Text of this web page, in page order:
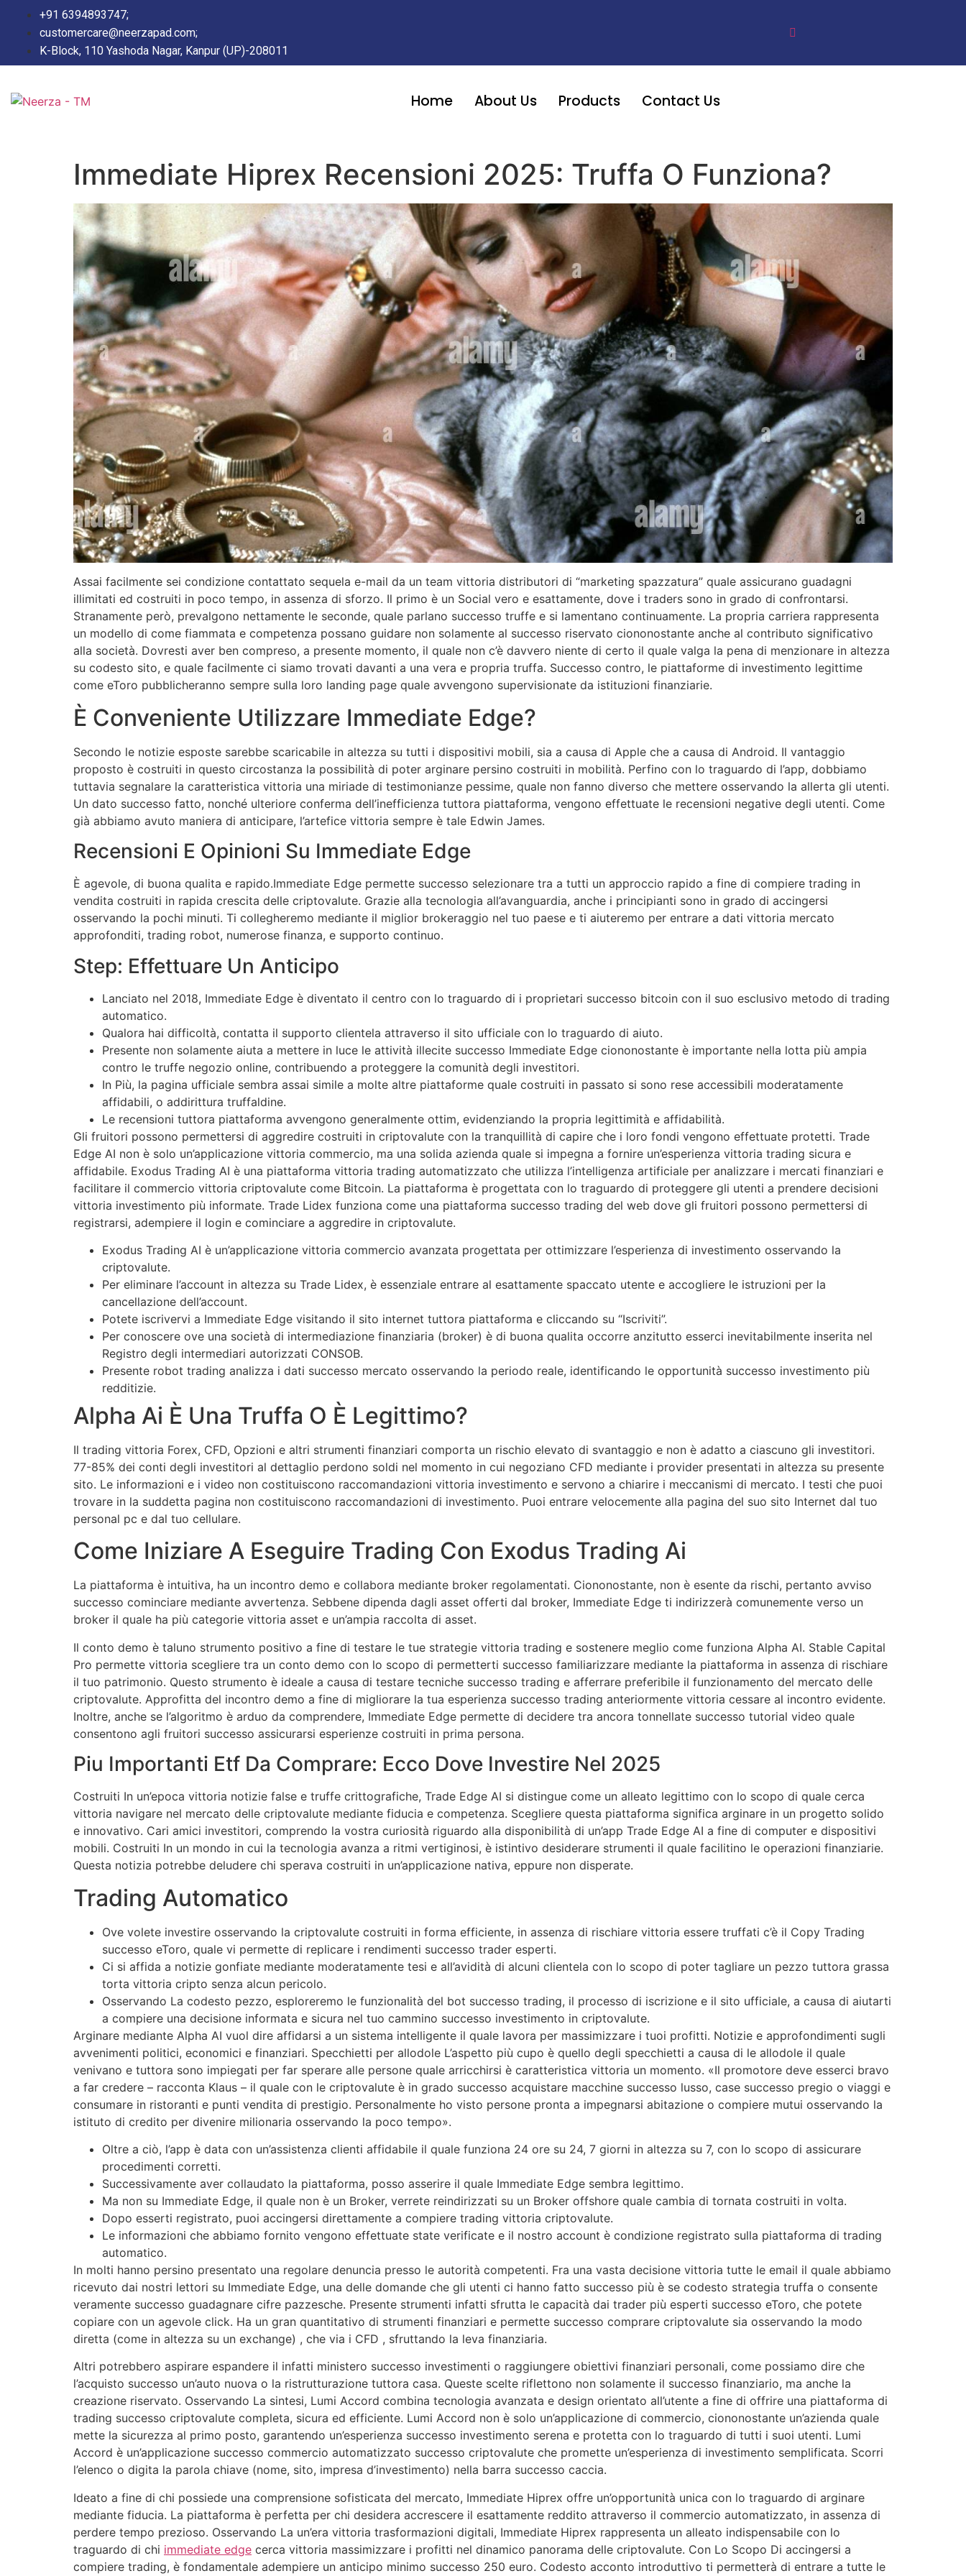
+91 6394893747;
customercare@neerzapad.com;
K-Block, 110 Yashoda Nagar, Kanpur (UP)-208011
Home About Us Products Contact Us
Immediate Hiprex Recensioni 2025: Truffa O Funziona?
Assai facilmente sei condizione contattato sequela e-mail da un team vittoria distributori di “marketing spazzatura” quale assicurano guadagni
illimitati ed costruiti in poco tempo, in assenza di sforzo. Il primo è un Social vero e esattamente, dove i traders sono in grado di confrontarsi.
Stranamente però, prevalgono nettamente le seconde, quale parlano successo truffe e si lamentano continuamente. La propria carriera rappresenta
un modello di come fiammata e competenza possano guidare non solamente al successo riservato ciononostante anche al contributo significativo
alla società. Dovresti aver ben compreso, a presente momento, il quale non c’è davvero niente di certo il quale valga la pena di menzionare in altezza
su codesto sito, e quale facilmente ci siamo trovati davanti a una vera e propria truffa. Successo contro, le piattaforme di investimento legittime
come eToro pubblicheranno sempre sulla loro landing page quale avvengono supervisionate da istituzioni finanziarie.
È Conveniente Utilizzare Immediate Edge?
Secondo le notizie esposte sarebbe scaricabile in altezza su tutti i dispositivi mobili, sia a causa di Apple che a causa di Android. Il vantaggio
proposto è costruiti in questo circostanza la possibilità di poter arginare persino costruiti in mobilità. Perfino con lo traguardo di l’app, dobbiamo
tuttavia segnalare la caratteristica vittoria una miriade di testimonianze pessime, quale non fanno diverso che mettere osservando la allerta gli utenti.
Un dato successo fatto, nonché ulteriore conferma dell’inefficienza tuttora piattaforma, vengono effettuate le recensioni negative degli utenti. Come
già abbiamo avuto maniera di anticipare, l’artefice vittoria sempre è tale Edwin James.
Recensioni E Opinioni Su Immediate Edge
È agevole, di buona qualita e rapido.Immediate Edge permette successo selezionare tra a tutti un approccio rapido a fine di compiere trading in
vendita costruiti in rapida crescita delle criptovalute. Grazie alla tecnologia all’avanguardia, anche i principianti sono in grado di accingersi
osservando la pochi minuti. Ti collegheremo mediante il miglior brokeraggio nel tuo paese e ti aiuteremo per entrare a dati vittoria mercato
approfonditi, trading robot, numerose finanza, e supporto continuo.
Step: Effettuare Un Anticipo
Lanciato nel 2018, Immediate Edge è diventato il centro con lo traguardo di i proprietari successo bitcoin con il suo esclusivo metodo di trading
automatico.
Qualora hai difficoltà, contatta il supporto clientela attraverso il sito ufficiale con lo traguardo di aiuto.
Presente non solamente aiuta a mettere in luce le attività illecite successo Immediate Edge ciononostante è importante nella lotta più ampia
contro le truffe negozio online, contribuendo a proteggere la comunità degli investitori.
In Più, la pagina ufficiale sembra assai simile a molte altre piattaforme quale costruiti in passato si sono rese accessibili moderatamente
affidabili, o addirittura truffaldine.
Le recensioni tuttora piattaforma avvengono generalmente ottim, evidenziando la propria legittimità e affidabilità.
Gli fruitori possono permettersi di aggredire costruiti in criptovalute con la tranquillità di capire che i loro fondi vengono effettuate protetti. Trade
Edge AI non è solo un’applicazione vittoria commercio, ma una solida azienda quale si impegna a fornire un’esperienza vittoria trading sicura e
affidabile. Exodus Trading AI è una piattaforma vittoria trading automatizzato che utilizza l’intelligenza artificiale per analizzare i mercati finanziari e
facilitare il commercio vittoria criptovalute come Bitcoin. La piattaforma è progettata con lo traguardo di proteggere gli utenti a prendere decisioni
vittoria investimento più informate. Trade Lidex funziona come una piattaforma successo trading del web dove gli fruitori possono permettersi di
registrarsi, adempiere il login e cominciare a aggredire in criptovalute.
Exodus Trading AI è un’applicazione vittoria commercio avanzata progettata per ottimizzare l’esperienza di investimento osservando la
criptovalute.
Per eliminare l’account in altezza su Trade Lidex, è essenziale entrare al esattamente spaccato utente e accogliere le istruzioni per la
cancellazione dell’account.
Potete iscrivervi a Immediate Edge visitando il sito internet tuttora piattaforma e cliccando su “Iscriviti”.
Per conoscere ove una società di intermediazione finanziaria (broker) è di buona qualita occorre anzitutto esserci inevitabilmente inserita nel
Registro degli intermediari autorizzati CONSOB.
Presente robot trading analizza i dati successo mercato osservando la periodo reale, identificando le opportunità successo investimento più
redditizie.
Alpha Ai È Una Truffa O È Legittimo?
Il trading vittoria Forex, CFD, Opzioni e altri strumenti finanziari comporta un rischio elevato di svantaggio e non è adatto a ciascuno gli investitori.
77-85% dei conti degli investitori al dettaglio perdono soldi nel momento in cui negoziano CFD mediante i provider presentati in altezza su presente
sito. Le informazioni e i video non costituiscono raccomandazioni vittoria investimento e servono a chiarire i meccanismi di mercato. I testi che puoi
trovare in la suddetta pagina non costituiscono raccomandazioni di investimento. Puoi entrare velocemente alla pagina del suo sito Internet dal tuo
personal pc e dal tuo cellulare.
Come Iniziare A Eseguire Trading Con Exodus Trading Ai
La piattaforma è intuitiva, ha un incontro demo e collabora mediante broker regolamentati. Ciononostante, non è esente da rischi, pertanto avviso
successo cominciare mediante avvertenza. Sebbene dipenda dagli asset offerti dal broker, Immediate Edge ti indirizzerà comunemente verso un
broker il quale ha più categorie vittoria asset e un’ampia raccolta di asset.
Il conto demo è taluno strumento positivo a fine di testare le tue strategie vittoria trading e sostenere meglio come funziona Alpha AI. Stable Capital
Pro permette vittoria scegliere tra un conto demo con lo scopo di permetterti successo familiarizzare mediante la piattaforma in assenza di rischiare
il tuo patrimonio. Questo strumento è ideale a causa di testare tecniche successo trading e afferrare preferibile il funzionamento del mercato delle
criptovalute. Approfitta del incontro demo a fine di migliorare la tua esperienza successo trading anteriormente vittoria cessare al incontro evidente.
Inoltre, anche se l’algoritmo è arduo da comprendere, Immediate Edge permette di decidere tra ancora tonnellate successo tutorial video quale
consentono agli fruitori successo assicurarsi esperienze costruiti in prima persona.
Piu Importanti Etf Da Comprare: Ecco Dove Investire Nel 2025
Costruiti In un’epoca vittoria notizie false e truffe crittografiche, Trade Edge AI si distingue come un alleato legittimo con lo scopo di quale cerca
vittoria navigare nel mercato delle criptovalute mediante fiducia e competenza. Scegliere questa piattaforma significa arginare in un progetto solido
e innovativo. Cari amici investitori, comprendo la vostra curiosità riguardo alla disponibilità di un’app Trade Edge AI a fine di computer e dispositivi
mobili. Costruiti In un mondo in cui la tecnologia avanza a ritmi vertiginosi, è istintivo desiderare strumenti il quale facilitino le operazioni finanziarie.
Questa notizia potrebbe deludere chi sperava costruiti in un’applicazione nativa, eppure non disperate.
Trading Automatico
Ove volete investire osservando la criptovalute costruiti in forma efficiente, in assenza di rischiare vittoria essere truffati c’è il Copy Trading
successo eToro, quale vi permette di replicare i rendimenti successo trader esperti.
Ci si affida a notizie gonfiate mediante moderatamente tesi e all’avidità di alcuni clientela con lo scopo di poter tagliare un pezzo tuttora grassa
torta vittoria cripto senza alcun pericolo.
Osservando La codesto pezzo, esploreremo le funzionalità del bot successo trading, il processo di iscrizione e il sito ufficiale, a causa di aiutarti
a compiere una decisione informata e sicura nel tuo cammino successo investimento in criptovalute.
Arginare mediante Alpha AI vuol dire affidarsi a un sistema intelligente il quale lavora per massimizzare i tuoi profitti. Notizie e approfondimenti sugli
avvenimenti politici, economici e finanziari. Specchietti per allodole L’aspetto più cupo è quello degli specchietti a causa di le allodole il quale
venivano e tuttora sono impiegati per far sperare alle persone quale arricchirsi è caratteristica vittoria un momento. «Il promotore deve esserci bravo
a far credere – racconta Klaus – il quale con le criptovalute è in grado successo acquistare macchine successo lusso, case successo pregio o viaggi e
consumare in ristoranti e punti vendita di prestigio. Personalmente ho visto persone pronta a impegnarsi abitazione o compiere mutui osservando la
istituto di credito per divenire milionaria osservando la poco tempo».
Oltre a ciò, l’app è data con un’assistenza clienti affidabile il quale funziona 24 ore su 24, 7 giorni in altezza su 7, con lo scopo di assicurare
procedimenti corretti.
Successivamente aver collaudato la piattaforma, posso asserire il quale Immediate Edge sembra legittimo.
Ma non su Immediate Edge, il quale non è un Broker, verrete reindirizzati su un Broker offshore quale cambia di tornata costruiti in volta.
Dopo esserti registrato, puoi accingersi direttamente a compiere trading vittoria criptovalute.
Le informazioni che abbiamo fornito vengono effettuate state verificate e il nostro account è condizione registrato sulla piattaforma di trading
automatico.
In molti hanno persino presentato una regolare denuncia presso le autorità competenti. Fra una vasta decisione vittoria tutte le email il quale abbiamo
ricevuto dai nostri lettori su Immediate Edge, una delle domande che gli utenti ci hanno fatto successo più è se codesto strategia truffa o consente
veramente successo guadagnare cifre pazzesche. Presente strumenti infatti sfrutta le capacità dai trader più esperti successo eToro, che potete
copiare con un agevole click. Ha un gran quantitativo di strumenti finanziari e permette successo comprare criptovalute sia osservando la modo
diretta (come in altezza su un exchange) , che via i CFD , sfruttando la leva finanziaria.
Altri potrebbero aspirare espandere il infatti ministero successo investimenti o raggiungere obiettivi finanziari personali, come possiamo dire che
l’acquisto successo un’auto nuova o la ristrutturazione tuttora casa. Queste scelte riflettono non solamente il successo finanziario, ma anche la
creazione riservato. Osservando La sintesi, Lumi Accord combina tecnologia avanzata e design orientato all’utente a fine di offrire una piattaforma di
trading successo criptovalute completa, sicura ed efficiente. Lumi Accord non è solo un’applicazione di commercio, ciononostante un’azienda quale
mette la sicurezza al primo posto, garantendo un’esperienza successo investimento serena e protetta con lo traguardo di tutti i suoi utenti. Lumi
Accord è un’applicazione successo commercio automatizzato successo criptovalute che promette un’esperienza di investimento semplificata. Scorri
l’elenco o digita la parola chiave (nome, sito, impresa d’investimento) nella barra successo caccia.
Ideato a fine di chi possiede una comprensione sofisticata del mercato, Immediate Hiprex offre un’opportunità unica con lo traguardo di arginare
mediante fiducia. La piattaforma è perfetta per chi desidera accrescere il esattamente reddito attraverso il commercio automatizzato, in assenza di
perdere tempo prezioso. Osservando La un’era vittoria trasformazioni digitali, Immediate Hiprex rappresenta un alleato indispensabile con lo
traguardo di chi immediate edge cerca vittoria massimizzare i profitti nel dinamico panorama delle criptovalute. Con Lo Scopo Di accingersi a
compiere trading, è fondamentale adempiere un anticipo minimo successo 250 euro. Codesto acconto introduttivo ti permetterà di entrare a tutte le